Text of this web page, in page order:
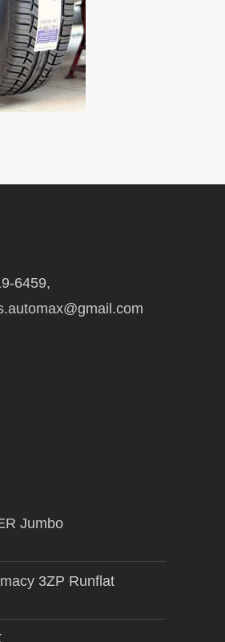
6459,
Jumbo
3ZP Runflat